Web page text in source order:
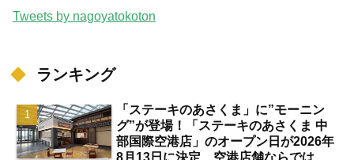
Tweets by nagoyatokoton
ランキング
「ステーキのあさくま」に”モーニン
グ”が登場！「ステーキのあさくま 中
部国際空港店」のオープン日が2026年